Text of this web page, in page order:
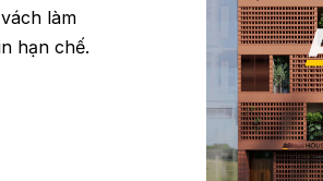
làm
hạn chế.